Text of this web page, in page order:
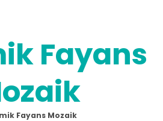
Fayans
Fayans Mozaik